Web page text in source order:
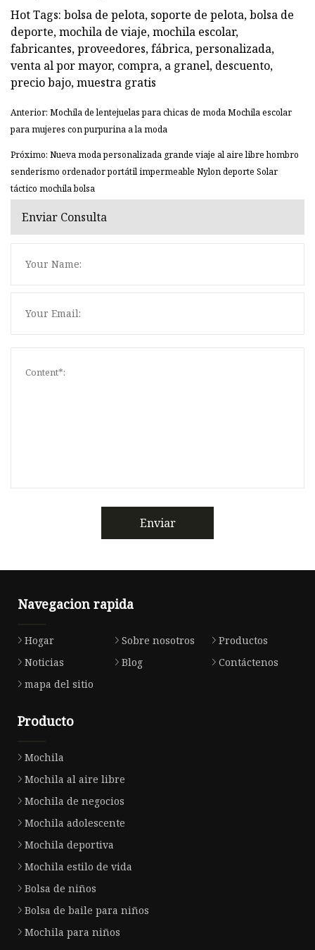
Hot Tags: bolsa de pelota, soporte de pelota, bolsa de
deporte, mochila de viaje, mochila escolar,
fabricantes, proveedores, fábrica, personalizada,
venta al por mayor, compra, a granel, descuento,
precio bajo, muestra gratis
Anterior: Mochila de lentejuelas para chicas de moda Mochila escolar
para mujeres con purpurina a la moda
Próximo: Nueva moda personalizada grande viaje al aire libre hombro
senderismo ordenador portátil impermeable Nylon deporte Solar
táctico mochila bolsa
Enviar Consulta
Enviar
Navegacion rapida
Hogar Sobre nosotros
Productos
Noticias
Blog
Contáctenos
mapa del sitio
Producto
Mochila
Mochila al aire libre
Mochila de negocios
Mochila adolescente
Mochila deportiva
Mochila estilo de vida
Bolsa de niños
Bolsa de baile para niños
Mochila para niños